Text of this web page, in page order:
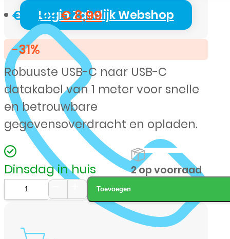
Login Zakelijk Webshop
€ 12,99Oorspronkelijke
prijs
was:
€ 12,99.
€8,99Huidige
prijs
€ 8,99.
-31%
Robuuste USB-C naar USB-C
datakabel van 1 meter voor snelle
en betrouwbare
gegevensoverdracht en opladen.
Dinsdag in huis
XSSIVE
Toevoegen
2 op voorraad